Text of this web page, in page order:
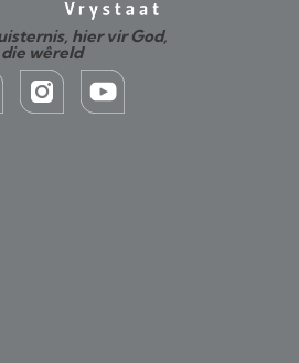
hier vir God,
wêreld